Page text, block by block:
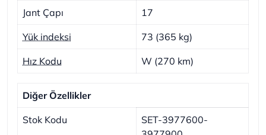
Jant Çapı 17
Yük indeksi 73 (365 kg)
Hız Kodu W (270 km)
Diğer Özellikler
Stok Kodu
SET-3977600-